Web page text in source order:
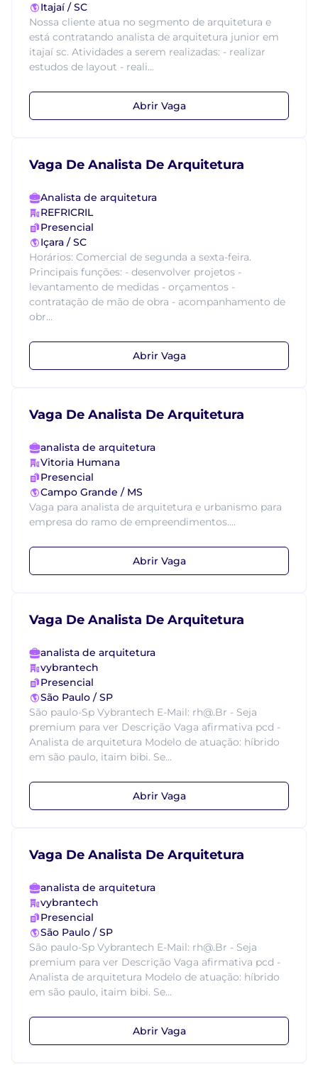
Itajaí / SC
Nossa cliente atua no segmento de arquitetura e
está contratando analista de arquitetura junior em
itajaí sc. Atividades a serem realizadas: - realizar
estudos de layout - reali...
Abrir Vaga
Vaga De Analista De Arquitetura
Analista de arquitetura
REFRICRIL
Presencial
Içara / SC
Horários: Comercial de segunda a sexta-feira.
Principais funções: - desenvolver projetos -
levantamento de medidas - orçamentos -
contratação de mão de obra - acompanhamento de
obr...
Abrir Vaga
Vaga De Analista De Arquitetura
analista de arquitetura
Vitoria Humana
Presencial
Campo Grande / MS
Vaga para analista de arquitetura e urbanismo para
empresa do ramo de empreendimentos....
Abrir Vaga
Vaga De Analista De Arquitetura
analista de arquitetura
vybrantech
Presencial
São Paulo / SP
São paulo-Sp Vybrantech E-Mail: rh@.Br - Seja
premium para ver Descrição Vaga afirmativa pcd -
Analista de arquitetura Modelo de atuação: híbrido
em são paulo, itaim bibi. Se...
Abrir Vaga
Vaga De Analista De Arquitetura
analista de arquitetura
vybrantech
Presencial
São Paulo / SP
São paulo-Sp Vybrantech E-Mail: rh@.Br - Seja
premium para ver Descrição Vaga afirmativa pcd -
Analista de arquitetura Modelo de atuação: híbrido
em são paulo, itaim bibi. Se...
Abrir Vaga